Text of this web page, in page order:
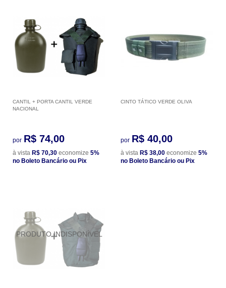
CANTIL + PORTA CANTIL VERDE
NACIONAL
por R$ 74,00
à vista R$ 70,30 economize 5%
no Boleto Bancário ou Pix
CINTO TÁTICO VERDE OLIVA
por R$ 40,00
à vista R$ 38,00 economize 5%
no Boleto Bancário ou Pix